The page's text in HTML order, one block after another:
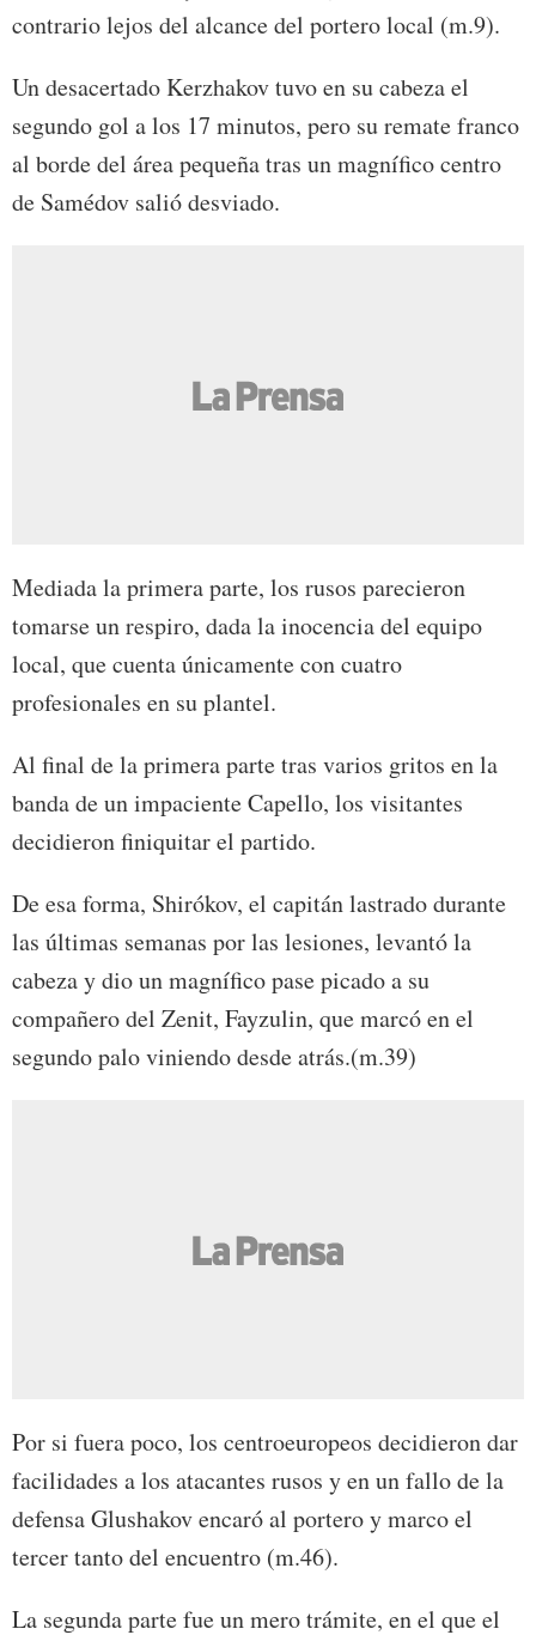
contrario lejos del alcance del portero local (m.9).
Un desacertado Kerzhakov tuvo en su cabeza el
segundo gol a los 17 minutos, pero su remate franco
al borde del área pequeña tras un magnífico centro
de Samédov salió desviado.
Mediada la primera parte, los rusos parecieron
tomarse un respiro, dada la inocencia del equipo
local, que cuenta únicamente con cuatro
profesionales en su plantel.
Al final de la primera parte tras varios gritos en la
banda de un impaciente Capello, los visitantes
decidieron finiquitar el partido.
De esa forma, Shirókov, el capitán lastrado durante
las últimas semanas por las lesiones, levantó la
cabeza y dio un magnífico pase picado a su
compañero del Zenit, Fayzulin, que marcó en el
segundo palo viniendo desde atrás.(m.39)
Por si fuera poco, los centroeuropeos decidieron dar
facilidades a los atacantes rusos y en un fallo de la
defensa Glushakov encaró al portero y marco el
tercer tanto del encuentro (m.46).
La segunda parte fue un mero trámite, en el que el